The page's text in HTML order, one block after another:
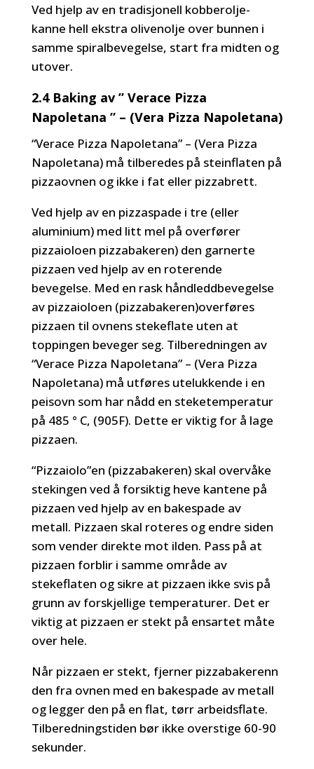
Ved hjelp av en tradisjonell kobberolje-
kanne hell ekstra olivenolje over bunnen i
samme spiralbevegelse, start fra midten og
utover.
2.4 Baking av ” Verace Pizza
Napoletana ” – (Vera Pizza Napoletana)
“Verace Pizza Napoletana” – (Vera Pizza
Napoletana) må tilberedes på steinflaten på
pizzaovnen og ikke i fat eller pizzabrett.
Ved hjelp av en pizzaspade i tre (eller
aluminium) med litt mel på overfører
pizzaioloen pizzabakeren) den garnerte
pizzaen ved hjelp av en roterende
bevegelse. Med en rask håndleddbevegelse
av pizzaioloen (pizzabakeren)overføres
pizzaen til ovnens stekeflate uten at
toppingen beveger seg. Tilberedningen av
“Verace Pizza Napoletana” – (Vera Pizza
Napoletana) må utføres utelukkende i en
peisovn som har nådd en steketemperatur
på 485 ° C, (905F). Dette er viktig for å lage
pizzaen.
“Pizzaiolo”en (pizzabakeren) skal overvåke
stekingen ved å forsiktig heve kantene på
pizzaen ved hjelp av en bakespade av
metall. Pizzaen skal roteres og endre siden
som vender direkte mot ilden. Pass på at
pizzaen forblir i samme område av
stekeflaten og sikre at pizzaen ikke svis på
grunn av forskjellige temperaturer. Det er
viktig at pizzaen er stekt på ensartet måte
over hele.
Når pizzaen er stekt, fjerner pizzabakerenn
den fra ovnen med en bakespade av metall
og legger den på en flat, tørr arbeidsflate.
Tilberedningstiden bør ikke overstige 60-90
sekunder.